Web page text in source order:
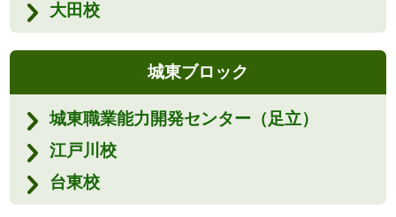
大田校
城東ブロック
城東職業能力開発センター（足立）
江戸川校
台東校